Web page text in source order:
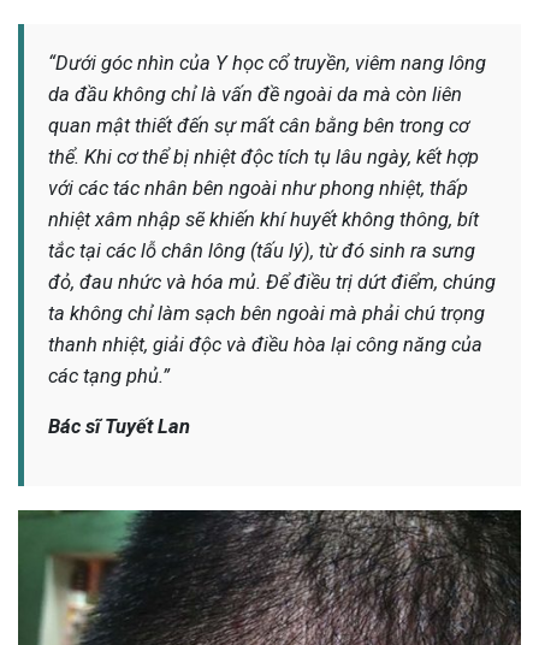
“Dưới góc nhìn của Y học cổ truyền, viêm nang lông
da đầu không chỉ là vấn đề ngoài da mà còn liên
quan mật thiết đến sự mất cân bằng bên trong cơ
thể. Khi cơ thể bị nhiệt độc tích tụ lâu ngày, kết hợp
với các tác nhân bên ngoài như phong nhiệt, thấp
nhiệt xâm nhập sẽ khiến khí huyết không thông, bít
tắc tại các lỗ chân lông (tấu lý), từ đó sinh ra sưng
đỏ, đau nhức và hóa mủ. Để điều trị dứt điểm, chúng
ta không chỉ làm sạch bên ngoài mà phải chú trọng
thanh nhiệt, giải độc và điều hòa lại công năng của
các tạng phủ.”
Bác sĩ Tuyết Lan